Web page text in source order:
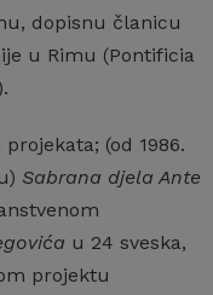
dopisnu članicu
u Rimu (Pontificia
(od 1986.
Sabrana djela Ante
u 24 sveska,
projektu